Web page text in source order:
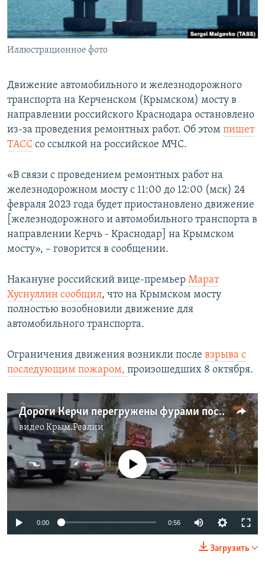
ПОБЕДИТЕЛЕЙ НЕ СУДЯТ?
КРЫМ.НЕПОКОРЕННЫЙ
ELIFBE
ПРИСОЕДИНЯЙТЕСЬ!
Все сайты RFE/RL
Иллюстрационное фото
Движение автомобильного и железнодорожного
транспорта на Керченском (Крымском) мосту в
направлении российского Краснодара остановлено
из-за проведения ремонтных работ. Об этом пишет
ТАСС со ссылкой на российское МЧС.
«В связи с проведением ремонтных работ на
железнодорожном мосту с 11:00 до 12:00 (мск) 24
февраля 2023 года будет приостановлено движение
[железнодорожного и автомобильного транспорта в
направлении Керчь - Краснодар] на Крымском
мосту», – говорится в сообщении.
Накануне российский вице-премьер Марат
Хуснуллин сообщил, что на Крымском мосту
полностью возобновили движение для
автомобильного транспорта.
Ограничения движения возникли после взрыва с
последующим пожаром, произошедших 8 октября.
Дороги Керчи перегружены фурами после взрыва на Керченском мосту (видео)
видеоКрым.Реалии
No media source currently available
0:00 0:56
240p
Загрузить